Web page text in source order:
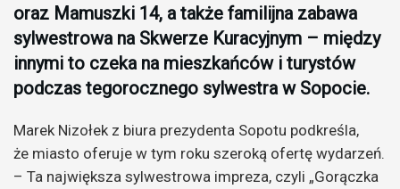
oraz Mamuszki 14, a także familijna zabawa
sylwestrowa na Skwerze Kuracyjnym – między
innymi to czeka na mieszkańców i turystów
podczas tegorocznego sylwestra w Sopocie.
Marek Nizołek z biura prezydenta Sopotu podkreśla,
że miasto oferuje w tym roku szeroką ofertę wydarzeń.
– Ta największa sylwestrowa impreza, czyli „Gorączka